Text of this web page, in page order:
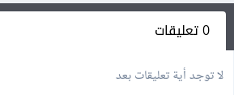
0 تعليقات
لا توجد أية تعليقات بعد